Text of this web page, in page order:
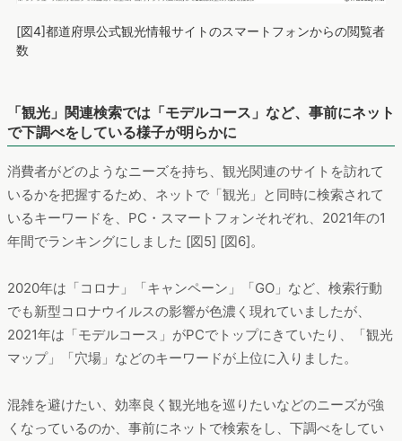
[図4]都道府県公式観光情報サイトのスマートフォンからの閲覧者
数
「観光」関連検索では「モデルコース」など、事前にネット
で下調べをしている様子が明らかに
消費者がどのようなニーズを持ち、観光関連のサイトを訪れて
いるかを把握するため、ネットで「観光」と同時に検索されて
いるキーワードを、PC・スマートフォンそれぞれ、2021年の1
年間でランキングにしました [図5] [図6]。
2020年は「コロナ」「キャンペーン」「GO」など、検索行動
でも新型コロナウイルスの影響が色濃く現れていましたが、
2021年は「モデルコース」がPCでトップにきていたり、「観光
マップ」「穴場」などのキーワードが上位に入りました。
混雑を避けたい、効率良く観光地を巡りたいなどのニーズが強
くなっているのか、事前にネットで検索をし、下調べをしてい